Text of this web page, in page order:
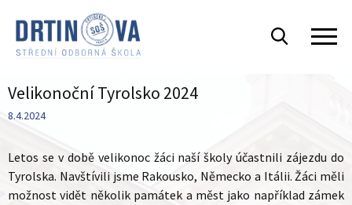
Velikonoční Tyrolsko 2024
8.4.2024
Letos se v době velikonoc žáci naší školy účastnili zájezdu do
Tyrolska. Navštívili jsme Rakousko, Německo a Itálii. Žáci měli
možnost vidět několik památek a měst jako například zámek